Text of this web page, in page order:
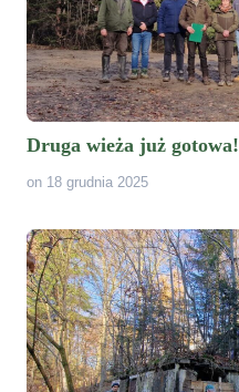
Druga wieża już gotowa!
on 18 grudnia 2025